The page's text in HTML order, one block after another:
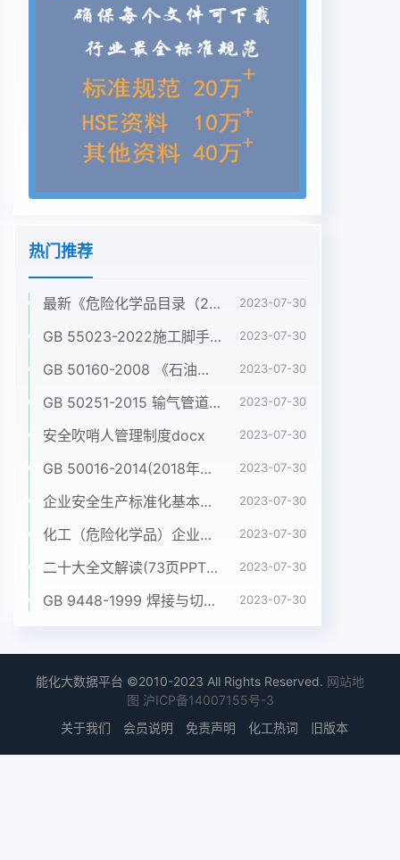
热门推荐
最新《危险化学品目录（2022调整版）》pdf 2023-07-30
GB 55023-2022施工脚手架通用规范pdf 2023-07-30
GB 50160-2008 《石油化工企业设计防火标准》（2018年版）pdf 2023-07-30
GB 50251-2015 输气管道工程设计规范pdf 2023-07-30
安全吹哨人管理制度docx 2023-07-30
GB 50016-2014(2018年版) 建筑设计防火规范(高清版）pdf 2023-07-30
企业安全生产标准化基本规范 GB_T 33000-2016pdf 2023-07-30
化工（危险化学品）企业五懂五会五能应知应会手册pdf 2023-07-30
二十大全文解读(73页PPT)pptx 2023-07-30
GB 9448-1999 焊接与切割安全doc 2023-07-30
能化大数据平台 ©2010-2023 All Rights Reserved. 网站地
图 沪ICP备14007155号-3
关于我们
会员说明 免责声明 化工热词 旧版本